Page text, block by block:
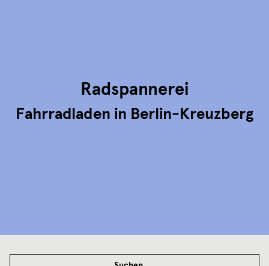
Radspannerei
Fahrradladen in Berlin-Kreuzberg